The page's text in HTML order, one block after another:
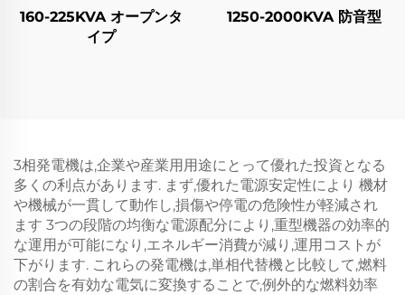
160-225KVA オープンタ
イプ
1250-2000KVA 防音型
3相発電機は,企業や産業用用途にとって優れた投資となる
多くの利点があります. まず,優れた電源安定性により 機材
や機械が一貫して動作し,損傷や停電の危険性が軽減され
ます 3つの段階の均衡な電源配分により,重型機器の効率的
な運用が可能になり,エネルギー消費が減り,運用コストが
下がります. これらの発電機は,単相代替機と比較して,燃料
の割合を有効な電気に変換することで,例外的な燃料効率